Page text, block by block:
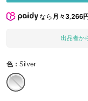
なら月々3,266
出品者か
色： Silver